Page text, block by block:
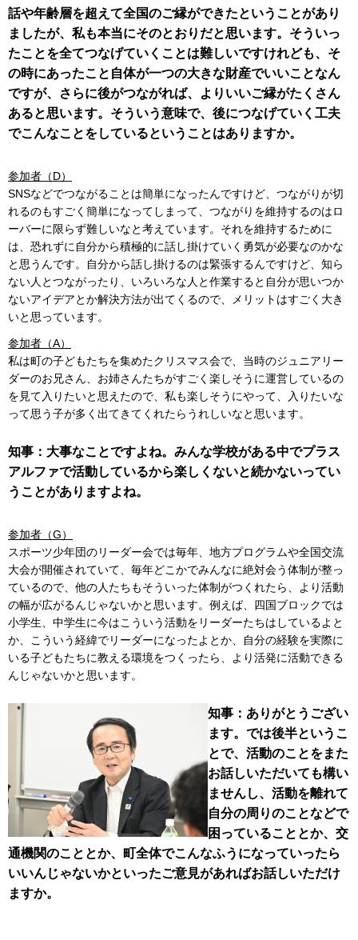
話や年齢層を超えて全国のご縁ができたということがあり
ましたが、私も本当にそのとおりだと思います。そういっ
たことを全てつなげていくことは難しいですけれども、そ
の時にあったこと自体が一つの大きな財産でいいことなん
ですが、さらに後がつながれば、よりいいご縁がたくさん
あると思います。そういう意味で、後につなげていく工夫
でこんなことをしているということはありますか。
参加者（D）
SNSなどでつながることは簡単になったんですけど、つながりが切
れるのもすごく簡単になってしまって、つながりを維持するのはロ
ーバーに限らず難しいなと考えています。それを維持するために
は、恐れずに自分から積極的に話し掛けていく勇気が必要なのかな
と思うんです。自分から話し掛けるのは緊張するんですけど、知ら
ない人とつながったり、いろいろな人と作業すると自分が思いつか
ないアイデアとか解決方法が出てくるので、メリットはすごく大き
いと思っています。
参加者（A）
私は町の子どもたちを集めたクリスマス会で、当時のジュニアリー
ダーのお兄さん、お姉さんたちがすごく楽しそうに運営しているの
を見て入りたいと思えたので、私も楽しそうにやって、入りたいな
って思う子が多く出てきてくれたらうれしいなと思います。
知事：大事なことですよね。みんな学校がある中でプラス
アルファで活動しているから楽しくないと続かないってい
うことがありますよね。
参加者（G）
スポーツ少年団のリーダー会では毎年、地方プログラムや全国交流
大会が開催されていて、毎年どこかでみんなに絶対会う体制が整っ
ているので、他の人たちもそういった体制がつくれたら、より活動
の幅が広がるんじゃないかと思います。例えば、四国ブロックでは
小学生、中学生に今はこういう活動をリーダーたちはしているよと
か、こういう経緯でリーダーになったよとか、自分の経験を実際に
いる子どもたちに教える環境をつくったら、より活発に活動できる
んじゃないかと思います。
知事：ありがとうござい
ます。では後半というこ
とで、活動のことをまた
お話しいただいても構い
ませんし、活動を離れて
自分の周りのことなどで
困っていることとか、交
通機関のこととか、町全体でこんなふうになっていったら
いいんじゃないかといったご意見があればお話しいただけ
ますか。